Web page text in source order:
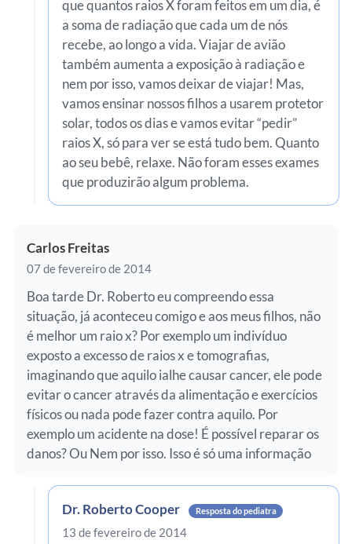
que quantos raios X foram feitos em um dia, é
a soma de radiação que cada um de nós
recebe, ao longo a vida. Viajar de avião
também aumenta a exposição à radiação e
nem por isso, vamos deixar de viajar! Mas,
vamos ensinar nossos filhos a usarem protetor
solar, todos os dias e vamos evitar “pedir”
raios X, só para ver se está tudo bem. Quanto
ao seu bebê, relaxe. Não foram esses exames
que produzirão algum problema.
Carlos Freitas
07 de fevereiro de 2014
Boa tarde Dr. Roberto eu compreendo essa
situação, já aconteceu comigo e aos meus filhos, não
é melhor um raio x? Por exemplo um indivíduo
exposto a excesso de raios x e tomografias,
imaginando que aquilo ialhe causar cancer, ele pode
evitar o cancer através da alimentação e exercícios
físicos ou nada pode fazer contra aquilo. Por
exemplo um acidente na dose! É possível reparar os
danos? Ou Nem por isso. Isso é só uma informação
Dr. Roberto Cooper Resposta do pediatra
13 de fevereiro de 2014